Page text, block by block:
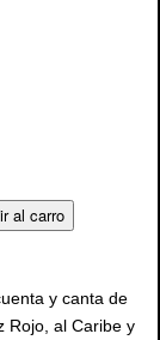
y canta de
Rojo, al Caribe y